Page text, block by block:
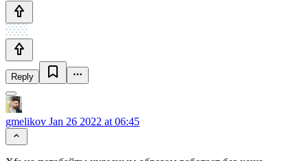
Reply
gmelikov Jan 26 2022 at 06:45